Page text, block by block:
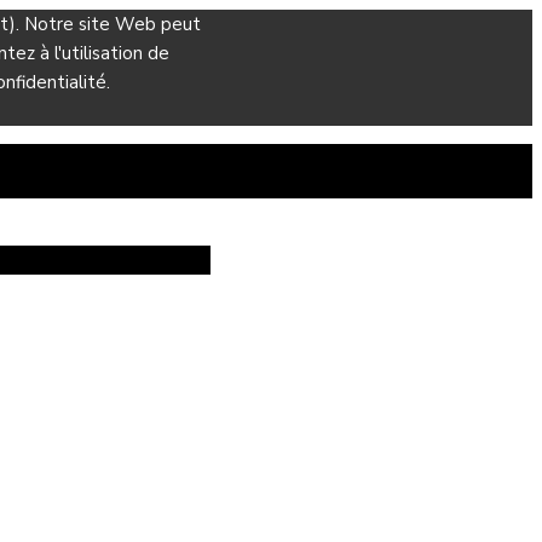
Notre site Web peut
à l'utilisation de